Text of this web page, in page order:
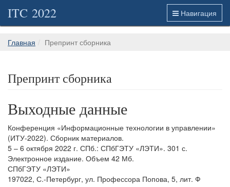
Навигация
ITC 2022
Главная Препринт сборника
Препринт сборника
Выходные данные
Конференция «Информационные технологии в управлении»
(ИТУ-2022). Сборник материалов.
5 – 6 октября 2022 г. СПб.: СПбГЭТУ «ЛЭТИ». 301 с.
Электронное издание. Объем 42 Мб.
СПбГЭТУ «ЛЭТИ»
197022, С.-Петербург, ул. Профессора Попова, 5, лит. Ф